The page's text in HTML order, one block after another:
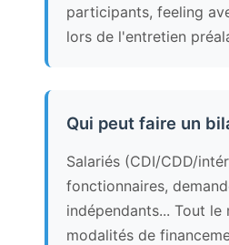
participants, feeling
lors de l'entretien
Qui peut faire un
Salariés (CDI/CDD/
fonctionnaires,
indépendants... Tout le
modalités de